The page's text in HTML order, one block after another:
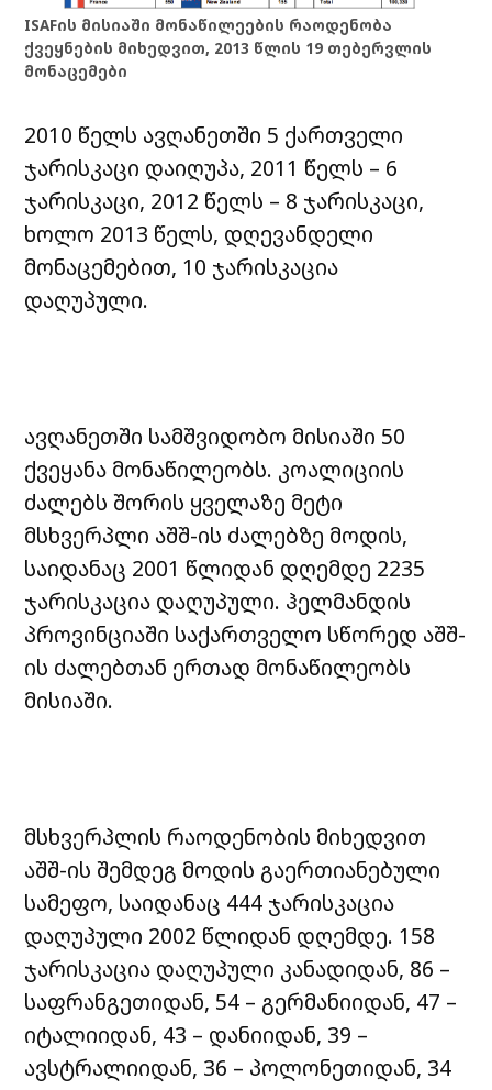
ISAFის მისიაში მონაწილეების რაოდენობა
ქვეყნების მიხედვით, 2013 წლის 19 თებერვლის
მონაცემები
2010 წელს ავღანეთში 5 ქართველი
ჯარისკაცი დაიღუპა, 2011 წელს – 6
ჯარისკაცი, 2012 წელს – 8 ჯარისკაცი,
ხოლო 2013 წელს, დღევანდელი
მონაცემებით, 10 ჯარისკაცია
დაღუპული.
ავღანეთში სამშვიდობო მისიაში 50
ქვეყანა მონაწილეობს. კოალიციის
ძალებს შორის ყველაზე მეტი
მსხვერპლი აშშ-ის ძალებზე მოდის,
საიდანაც 2001 წლიდან დღემდე 2235
ჯარისკაცია დაღუპული. ჰელმანდის
პროვინციაში საქართველო სწორედ აშშ-
ის ძალებთან ერთად მონაწილეობს
მისიაში.
მსხვერპლის რაოდენობის მიხედვით
აშშ-ის შემდეგ მოდის გაერთიანებული
სამეფო, საიდანაც 444 ჯარისკაცია
დაღუპული 2002 წლიდან დღემდე. 158
ჯარისკაცია დაღუპული კანადიდან, 86 –
საფრანგეთიდან, 54 – გერმანიიდან, 47 –
იტალიიდან, 43 – დანიიდან, 39 –
ავსტრალიიდან, 36 – პოლონეთიდან, 34